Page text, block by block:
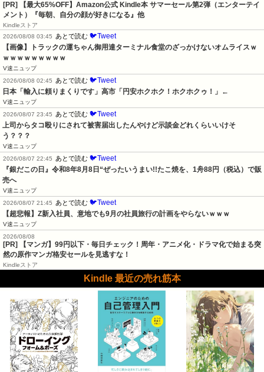
[PR]
【最大65%OFF】Amazon公式 Kindle本 サマーセール第2弾（エンターテイ
メント）『毎朝、自分の顔が好きになる』他
Kindleストア
2026/08/08 03:45
あとで読む 🐦Tweet
【画像】トラックの運ちゃん御用達ターミナル食堂のざっかけないオムライスｗ
ｗｗｗｗｗｗｗｗｗ
V速ニュップ
2026/08/08 02:45
あとで読む 🐦Tweet
日本「輸入に頼りまくりです」高市「円安ホクホク！ホクホクゥ！」←
V速ニュップ
2026/08/07 23:45
あとで読む 🐦Tweet
上司からタコ殴りにされて被害届出したんやけど示談金どれくらいいけそ
う？？？
V速ニュップ
2026/08/07 22:45
あとで読む 🐦Tweet
『銀だこの日』令和8年8月8日“ぜったいうまい!!たこ焼を、1舟88円（税込）で販
売へ
V速ニュップ
2026/08/07 21:45
あとで読む 🐦Tweet
【超悲報】Z新入社員、意地でも9月の社員旅行の計画をやらないｗｗｗ
V速ニュップ
2026/08/08
[PR] 【マンガ】99円以下・毎日チェック！周年・アニメ化・ドラマ化で始まる突
然の原作マンガ格安セールを見逃すな！
Kindleストア
Kindle 最近の売れ筋本